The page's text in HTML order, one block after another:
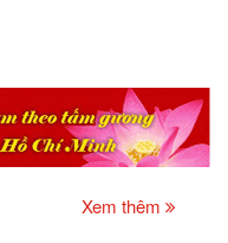
Xem thêm